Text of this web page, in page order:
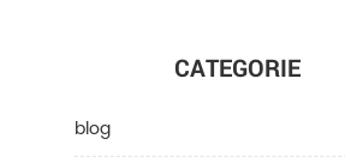
CATEGORIE
blog